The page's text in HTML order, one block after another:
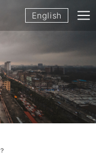
English